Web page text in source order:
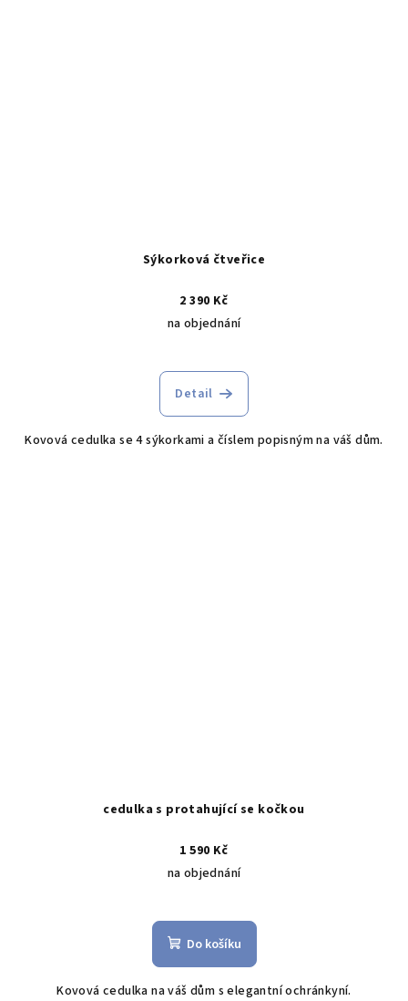
Sýkorková čtveřice
2 390 Kč
na objednání
Detail
Kovová cedulka se 4 sýkorkami a číslem popisným na váš dům.
cedulka s protahující se kočkou
1 590 Kč
na objednání
Do košíku
Kovová cedulka na váš dům s elegantní ochránkyní.